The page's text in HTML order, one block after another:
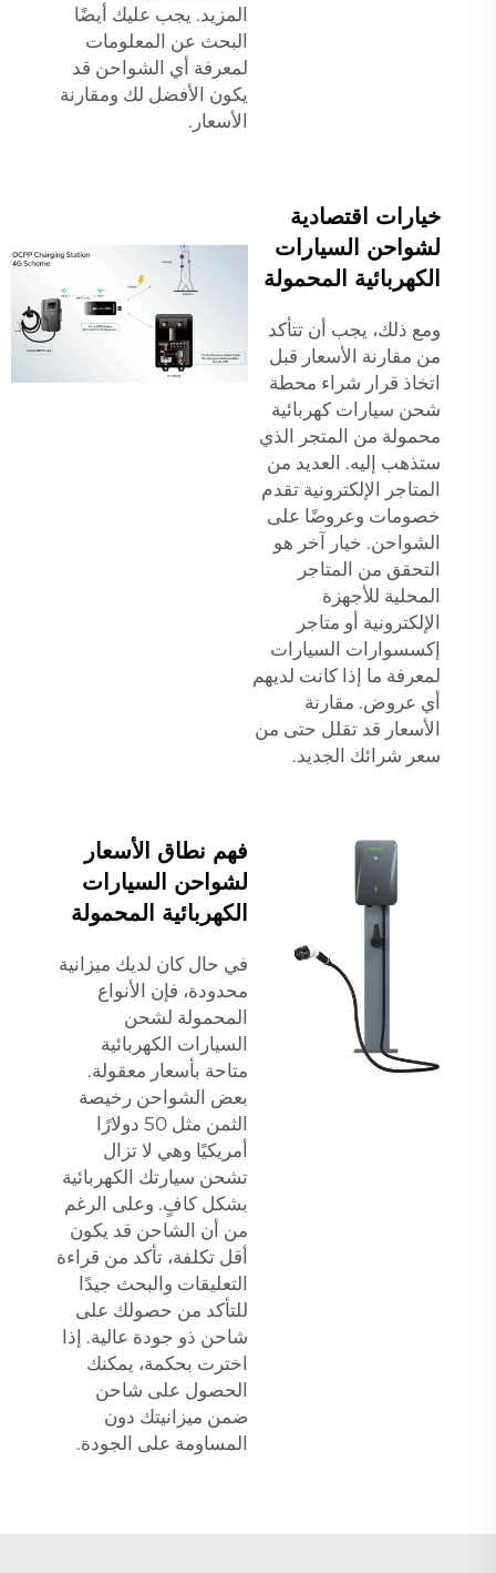
المزيد. يجب عليك أيضًا
البحث عن المعلومات
لمعرفة أي الشواحن قد
يكون الأفضل لك ومقارنة
الأسعار.
خيارات اقتصادية
لشواحن السيارات
الكهربائية المحمولة
ومع ذلك، يجب أن تتأكد
من مقارنة الأسعار قبل
اتخاذ قرار شراء محطة
شحن سيارات كهربائية
محمولة من المتجر الذي
ستذهب إليه. العديد من
المتاجر الإلكترونية تقدم
خصومات وعروضًا على
الشواحن. خيار آخر هو
التحقق من المتاجر
المحلية للأجهزة
الإلكترونية أو متاجر
إكسسوارات السيارات
لمعرفة ما إذا كانت لديهم
أي عروض. مقارنة
الأسعار قد تقلل حتى من
سعر شرائك الجديد.
فهم نطاق الأسعار
لشواحن السيارات
الكهربائية المحمولة
في حال كان لديك ميزانية
محدودة، فإن الأنواع
المحمولة لشحن
السيارات الكهربائية
متاحة بأسعار معقولة.
بعض الشواحن رخيصة
الثمن مثل 50 دولارًا
أمريكيًا وهي لا تزال
تشحن سيارتك الكهربائية
بشكل كافٍ. وعلى الرغم
من أن الشاحن قد يكون
أقل تكلفة، تأكد من قراءة
التعليقات والبحث جيدًا
للتأكد من حصولك على
شاحن ذو جودة عالية. إذا
اخترت بحكمة، يمكنك
الحصول على شاحن
ضمن ميزانيتك دون
المساومة على الجودة.